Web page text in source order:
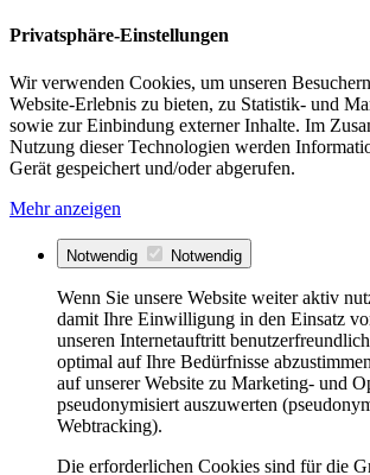
Privatsphäre-Einstellungen
Wir verwenden Cookies, um unseren
Website-Erlebnis zu bieten, zu Statistik- und
sowie zur Einbindung externer Inhalte. Im
Nutzung dieser Technologien werden
Gerät gespeichert und/oder abgerufen.
Mehr anzeigen
Notwendig Notwendig
Wenn Sie unsere Website weiter aktiv
damit Ihre Einwilligung in den Einsatz
unseren Internetauftritt
optimal auf Ihre Bedürfnisse
auf unserer Website zu Marketing- und
pseudonymisiert auszuwerten
Webtracking).
Die erforderlichen Cookies sind für die